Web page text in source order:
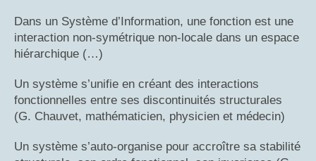
Dans un Système d’Information, une fonction est une
interaction non-symétrique non-locale dans un espace
hiérarchique (…)
Un système s’unifie en créant des interactions
fonctionnelles entre ses discontinuités structurales
(G. Chauvet, mathématicien, physicien et médecin)
Un système s’auto-organise pour accroître sa stabilité